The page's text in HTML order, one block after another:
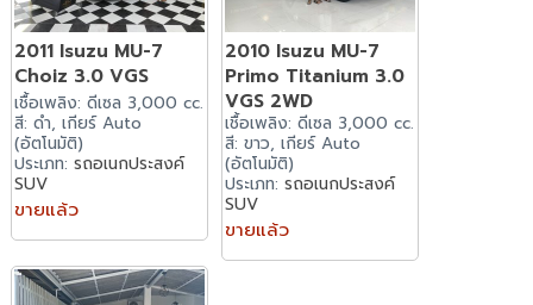
2011 Isuzu MU-7
Choiz 3.0 VGS
เชื้อเพลิง: ดีเซล 3,000 cc.
สี: ดำ, เกียร์ Auto
(อัตโนมัติ)
ประเภท:รถอเนกประสงค์
SUV
ขายแล้ว
2010 Isuzu MU-7
Primo Titanium 3.0
VGS 2WD
เชื้อเพลิง: ดีเซล 3,000 cc.
สี: ขาว, เกียร์ Auto
(อัตโนมัติ)
ประเภท: รถอเนกประสงค์
SUV
ขายแล้ว